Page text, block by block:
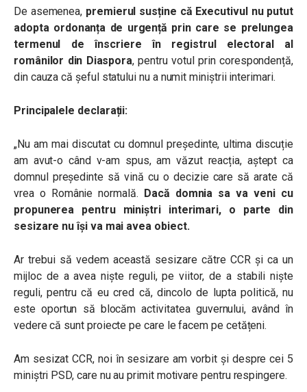
De asemenea, premierul susține că Executivul nu putut
adopta ordonanța de urgență prin care se prelungea
termenul de înscriere în registrul electoral al
românilor din Diaspora, pentru votul prin corespondență,
din cauza că șeful statului nu a numit miniștrii interimari.
Principalele declarații:
„Nu am mai discutat cu domnul președinte, ultima discuție
am avut-o când v-am spus, am văzut reacția, aștept ca
domnul președinte să vină cu o decizie care să arate că
vrea o Românie normală. Dacă domnia sa va veni cu
propunerea pentru miniștri interimari, o parte din
sesizare nu își va mai avea obiect.
Ar trebui să vedem această sesizare către CCR și ca un
mijloc de a avea niște reguli, pe viitor, de a stabili niște
reguli, pentru că eu cred că, dincolo de lupta politică, nu
este oportun să blocăm activitatea guvernului, având în
vedere că sunt proiecte pe care le facem pe cetățeni.
Am sesizat CCR, noi în sesizare am vorbit și despre cei 5
miniștri PSD, care nu au primit motivare pentru respingere.